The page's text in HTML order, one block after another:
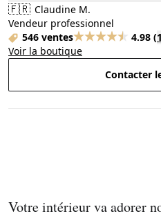
🇫🇷 Claudine M.
Vendeur professionnel
546 ventes
4.98 (
Voir la boutique
Contacter
Votre intérieur va adorer